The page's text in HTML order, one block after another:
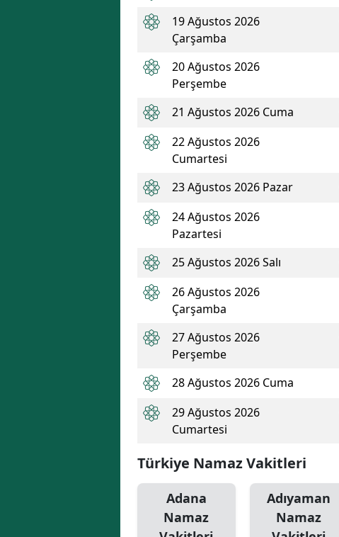
19 Ağustos 2026
Çarşamba
20 Ağustos 2026
Perşembe
21 Ağustos 2026 Cuma
22 Ağustos 2026
Cumartesi
23 Ağustos 2026 Pazar
24 Ağustos 2026
Pazartesi
25 Ağustos 2026 Salı
26 Ağustos 2026
Çarşamba
27 Ağustos 2026
Perşembe
28 Ağustos 2026 Cuma
29 Ağustos 2026
Cumartesi
Türkiye Namaz Vakitleri
Adana
Namaz
Adıyaman
Namaz